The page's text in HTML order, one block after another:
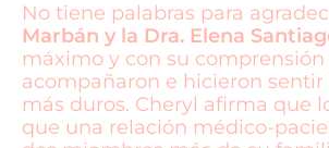
No tiene palabras para
Marbán y la Dra. Elena
máximo y con su
acompañaron e hicieron
más duros. Cheryl afirma que
que una relación médico-